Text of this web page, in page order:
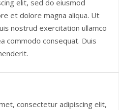
elit, sed do eiusmod
et dolore magna aliqua. Ut
nostrud exercitation ullamco
commodo consequat. Duis
consectetur adipiscing elit,